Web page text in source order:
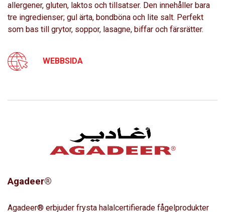
allergener, gluten, laktos och tillsatser. Den innehåller bara
tre ingredienser; gul ärta, bondböna och lite salt. Perfekt
som bas till grytor, soppor, lasagne, biffar och färsrätter.
WEBBSIDA
Agadeer®
Agadeer® erbjuder frysta halalcertifierade fågelprodukter